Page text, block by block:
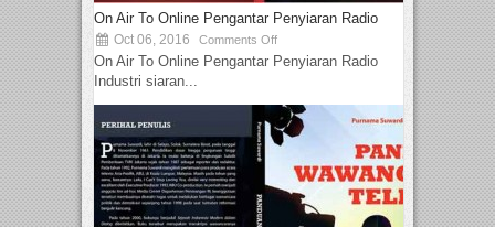
On Air To Online Pengantar Penyiaran Radio
Oct 06, 2016 Comments Off
On Air To Online Pengantar Penyiaran Radio
Industri siaran...